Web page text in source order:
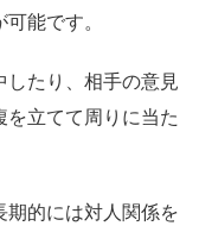
能です。
したり、相手の意見
立てて周りに当た
的には対人関係を